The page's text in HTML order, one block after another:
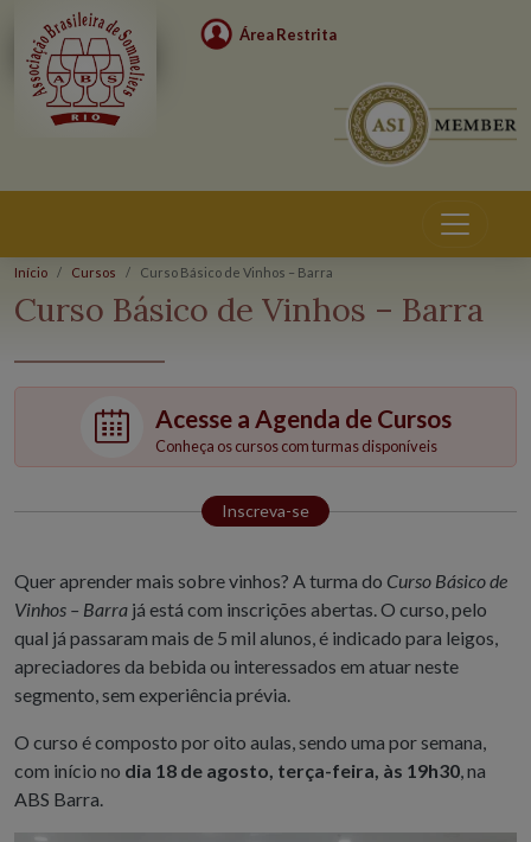
Área Restrita
Início Cursos Curso Básico de Vinhos – Barra
Cursos
Curso Básico de Vinhos – Barra
Acesse a Agenda de Cursos
Conheça os cursos com turmas disponíveis
Inscreva-se
Quer aprender mais sobre vinhos? A turma do Curso Básico de
Vinhos – Barra já está com inscrições abertas. O curso, pelo
qual já passaram mais de 5 mil alunos, é indicado para leigos,
apreciadores da bebida ou interessados em atuar neste
segmento, sem experiência prévia.
O curso é composto por oito aulas, sendo uma por semana,
com início no dia 18 de agosto, terça-feira, às 19h30 , na
ABS Barra.